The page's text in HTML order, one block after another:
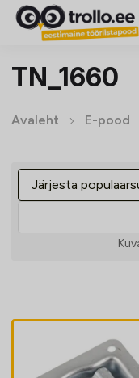
TN_1660
Avaleht E-pood